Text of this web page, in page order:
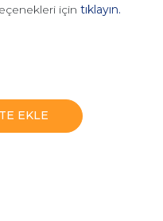
için tıklayın.
EKLE